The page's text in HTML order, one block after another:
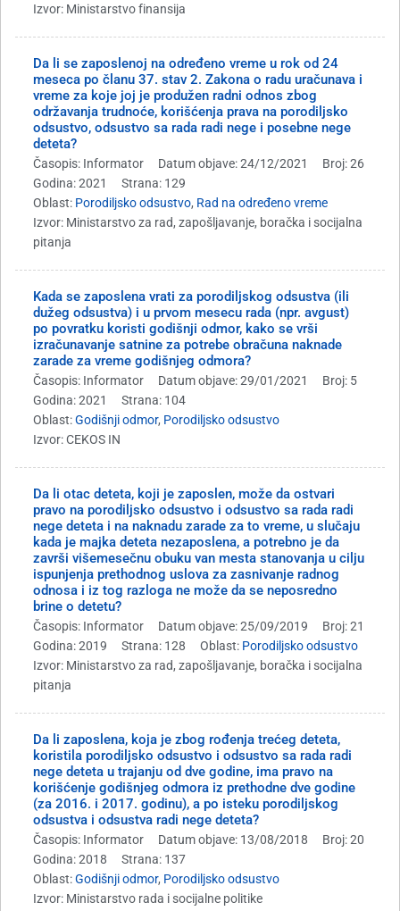
Izvor: Ministarstvo finansija
Da li se zaposlenoj na određeno vreme u rok od 24
meseca po članu 37. stav 2. Zakona o radu uračunava i
vreme za koje joj je produžen radni odnos zbog
održavanja trudnoće, korišćenja prava na porodiljsko
odsustvo, odsustvo sa rada radi nege i posebne nege
deteta?
Časopis: Informator Datum objave: 24/12/2021
Broj: 26
Godina: 2021
Strana: 129
Oblast: Porodiljsko odsustvo, Rad na određeno vreme
Izvor: Ministarstvo za rad, zapošljavanje, boračka i socijalna
pitanja
Kada se zaposlena vrati za porodiljskog odsustva (ili
dužeg odsustva) i u prvom mesecu rada (npr. avgust)
po povratku koristi godišnji odmor, kako se vrši
izračunavanje satnine za potrebe obračuna naknade
zarade za vreme godišnjeg odmora?
Časopis: Informator Datum objave: 29/01/2021
Broj: 5
Godina: 2021
Strana: 104
Oblast:Godišnji odmor, Porodiljsko odsustvo
Izvor: CEKOS IN
Da li otac deteta, koji je zaposlen, može da ostvari
pravo na porodiljsko odsustvo i odsustvo sa rada radi
nege deteta i na naknadu zarade za to vreme, u slučaju
kada je majka deteta nezaposlena, a potrebno je da
završi višemesečnu obuku van mesta stanovanja u cilju
ispunjenja prethodnog uslova za zasnivanje radnog
odnosa i iz tog razloga ne može da se neposredno
brine o detetu?
Časopis: Informator Datum objave: 25/09/2019
Broj: 21
Godina: 2019
Strana: 128 Oblast: Porodiljsko odsustvo
Izvor: Ministarstvo za rad, zapošljavanje, boračka i socijalna
pitanja
Da li zaposlena, koja je zbog rođenja trećeg deteta,
koristila porodiljsko odsustvo i odsustvo sa rada radi
nege deteta u trajanju od dve godine, ima pravo na
korišćenje godišnjeg odmora iz prethodne dve godine
(za 2016. i 2017. godinu), a po isteku porodiljskog
odsustva i odsustva radi nege deteta?
Časopis: Informator Datum objave: 13/08/2018
Broj: 20
Godina: 2018
Strana: 137
Oblast:Godišnji odmor, Porodiljsko odsustvo
Izvor: Ministarstvo rada i socijalne politike